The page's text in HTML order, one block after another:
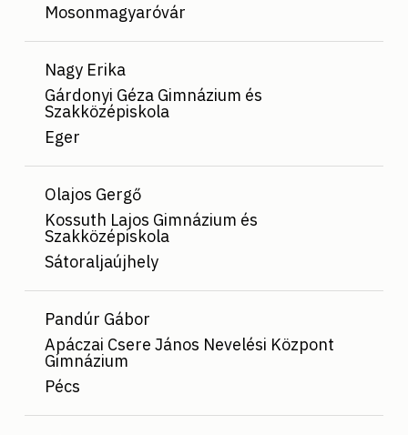
Mosonmagyaróvár
Nagy Erika
Gárdonyi Géza Gimnázium és
Szakközépiskola
Eger
Olajos Gergő
Kossuth Lajos Gimnázium és
Szakközépiskola
Sátoraljaújhely
Pandúr Gábor
Apáczai Csere János Nevelési Központ
Gimnázium
Pécs